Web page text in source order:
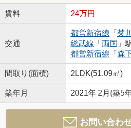
賃料 24万円
交通
都営新宿線 「 菊川
総武線 「 両国 」
都営新宿線 「 森
間取り(面積) 2LDK(51.09㎡)
築年月 2021年 2月(築5
お問い合わ